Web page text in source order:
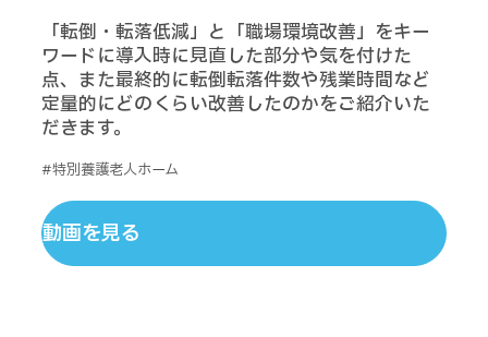
「転倒・転落低減」と「職場環境改善」をキー
ワードに導入時に見直した部分や気を付けた
点、また最終的に転倒転落件数や残業時間など
定量的にどのくらい改善したのかをご紹介いた
だきます。
#特別養護老人ホーム
動画を見る